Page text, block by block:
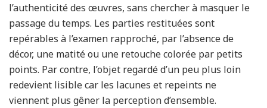
l’authenticité des œuvres, sans chercher à masquer le
passage du temps. Les parties restituées sont
repérables à l’examen rapproché, par l’absence de
décor, une matité ou une retouche colorée par petits
points. Par contre, l’objet regardé d’un peu plus loin
redevient lisible car les lacunes et repeints ne
viennent plus gêner la perception d’ensemble.